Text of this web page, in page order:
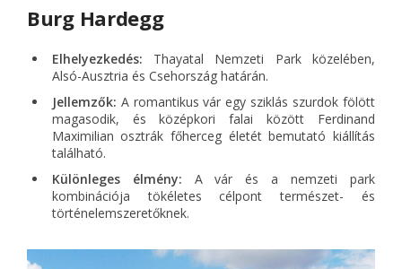
Burg Hardegg
Elhelyezkedés: Thayatal Nemzeti Park közelében,
Alsó-Ausztria és Csehország határán.
Jellemzők: A romantikus vár egy sziklás szurdok fölött
magasodik, és középkori falai között Ferdinand
Maximilian osztrák főherceg életét bemutató kiállítás
található.
Különleges élmény: A vár és a nemzeti park
kombinációja tökéletes célpont természet- és
történelemszeretőknek.